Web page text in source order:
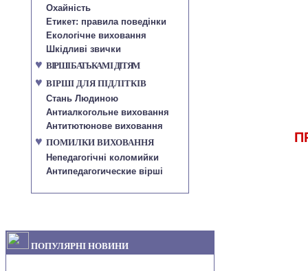
Охайність
Етикет: правила поведінки
Екологічне виховання
Шкідливі звички
♥ ВІРШІ БАТЬКАМ І ДІТЯМ
♥ ВІРШІ ДЛЯ ПІДЛІТКІВ
Стань Людиною
Антиалкогольне виховання
Антитютюнове виховання
♥ ПОМИЛКИ ВИХОВАННЯ
Непедагогічні коломийки
Антипедагогические вірші
ПОПУЛЯРНІ НОВИНИ